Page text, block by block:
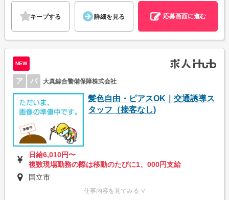
キープする 詳細を見る 応募画面に進む
NEW
ア パ 大真綜合警備保障株式会社
髪色自由・ピアスOK｜交通誘導ス
タッフ（接客なし)
日給6,010円〜
複数現場勤務の際は移動のたびに1、000円支給
国立市
仕事内容を見てみる ∨